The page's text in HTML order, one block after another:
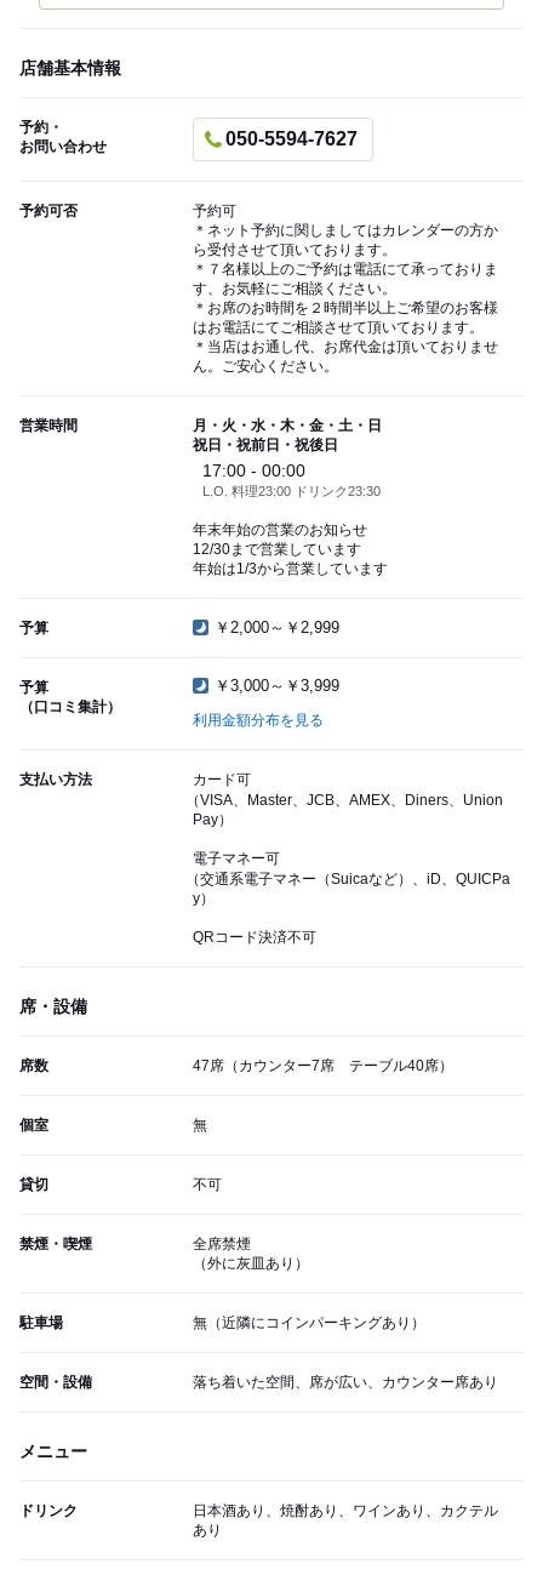
店舗基本情報
予約・
お問い合わせ
050-5594-7627
予約可否
予約可
＊ネット予約に関しましてはカレンダーの方か
ら受付させて頂いております。
＊７名様以上のご予約は電話にて承っておりま
す、お気軽にご相談ください。
＊お席のお時間を２時間半以上ご希望のお客様
はお電話にてご相談させて頂いております。
＊当店はお通し代、お席代金は頂いておりませ
ん。ご安心ください。
営業時間
月・火・水・木・金・土・日
祝日・祝前日・祝後日
17:00 - 00:00
L.O. 料理23:00 ドリンク23:30
年末年始の営業のお知らせ
12/30まで営業しています
年始は1/3から営業しています
予算 ￥2,000～￥2,999
予算
（口コミ集計）
￥3,000～￥3,999
利用金額分布を見る
支払い方法
カード可
（VISA、Master、JCB、AMEX、Diners、Union
Pay）
電子マネー可
（交通系電子マネー（Suicaなど）、iD、QUICPa
y）
QRコード決済不可
席・設備
席数 47席（カウンター7席 テーブル40席）
個室 無
貸切 不可
禁煙・喫煙
全席禁煙
（外に灰皿あり）
駐車場 無（近隣にコインパーキングあり）
空間・設備 落ち着いた空間、席が広い、カウンター席あり
メニュー
ドリンク
日本酒あり、焼酎あり、ワインあり、カクテル
あり